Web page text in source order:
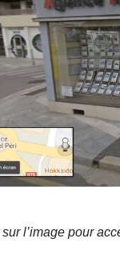
l’image pour